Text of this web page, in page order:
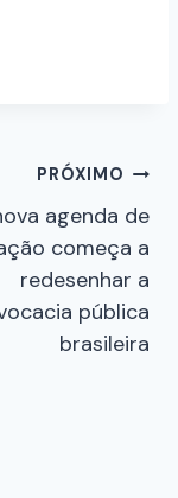
PRÓXIMO
agenda de
começa a
redesenhar a
pública
brasileira